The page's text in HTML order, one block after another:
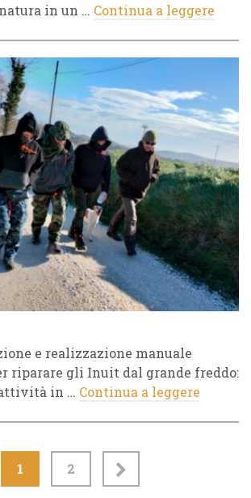
in un … Continua a leggere
e realizzazione manuale
riparare gli Inuit dal grande freddo:
in … Continua a leggere
1 2